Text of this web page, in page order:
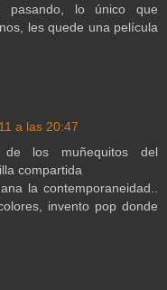
pasando, lo único que
les quede una película
a las 20:47
de los muñequitos del
compartida
la contemporaneidad..
invento pop donde